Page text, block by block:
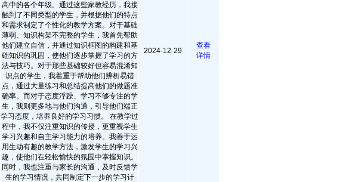
高中的各个年级。通过这些家教经历，我接
触到了不同类型的学生，并根据他们的特点
和需求制定了个性化的教学方案。对于基础
薄弱、知识构架不完整的学生，我首先帮助
他们建立自信，并通过知识框图的构建和基
础知识的巩固，使他们逐步掌握了学习的方
法与技巧。对于那些基础较好但容易混淆知
识点的学生，我着重于帮助他们辨析易错
点，通过大量练习和总结提高他们的做题准
确率。而对于态度浮躁、学习不够专注的学
生，我则更多地与他们沟通，引导他们端正
学习态度，培养良好的学习习惯。 在教学过
程中，我不仅注重知识的传授，更重视学生
学习兴趣和自主学习能力的培养。我善于运
用生动有趣的教学方法，激发学生的学习兴
趣，使他们在轻松愉快的氛围中掌握知识。
同时，我也注重与家长的沟通，及时反馈学
生的学习情况，共同制定下一步的学习计
2024-12-29
查看
详情